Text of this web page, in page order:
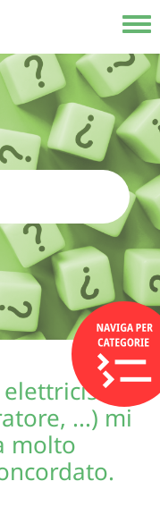
...) mi
molto